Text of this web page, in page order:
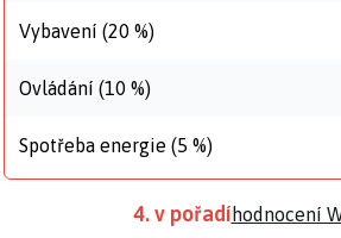
Vybavení (20 %)
Ovládání (10 %)
Spotřeba energie (5 %)
4. v pořadí hodnocení